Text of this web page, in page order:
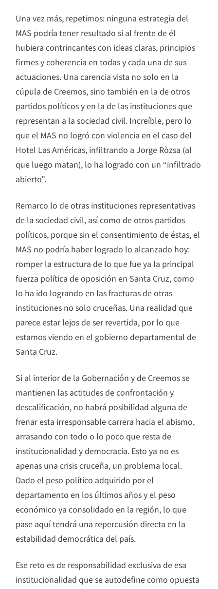
Una vez más, repetimos: ninguna estrategia del
MAS podría tener resultado si al frente de él
hubiera contrincantes con ideas claras, principios
firmes y coherencia en todas y cada una de sus
actuaciones. Una carencia vista no solo en la
cúpula de Creemos, sino también en la de otros
partidos políticos y en la de las instituciones que
representan a la sociedad civil. Increíble, pero lo
que el MAS no logró con violencia en el caso del
Hotel Las Américas, infiltrando a Jorge Ròzsa (al
que luego matan), lo ha logrado con un “infiltrado
abierto”.
Remarco lo de otras instituciones representativas
de la sociedad civil, así como de otros partidos
políticos, porque sin el consentimiento de éstas, el
MAS no podría haber logrado lo alcanzado hoy:
romper la estructura de lo que fue ya la principal
fuerza política de oposición en Santa Cruz, como
lo ha ido logrando en las fracturas de otras
instituciones no solo cruceñas. Una realidad que
parece estar lejos de ser revertida, por lo que
estamos viendo en el gobierno departamental de
Santa Cruz.
Si al interior de la Gobernación y de Creemos se
mantienen las actitudes de confrontación y
descalificación, no habrá posibilidad alguna de
frenar esta irresponsable carrera hacia el abismo,
arrasando con todo o lo poco que resta de
institucionalidad y democracia. Esto ya no es
apenas una crisis cruceña, un problema local.
Dado el peso político adquirido por el
departamento en los últimos años y el peso
económico ya consolidado en la región, lo que
pase aquí tendrá una repercusión directa en la
estabilidad democrática del país.
Ese reto es de responsabilidad exclusiva de esa
institucionalidad que se autodefine como opuesta